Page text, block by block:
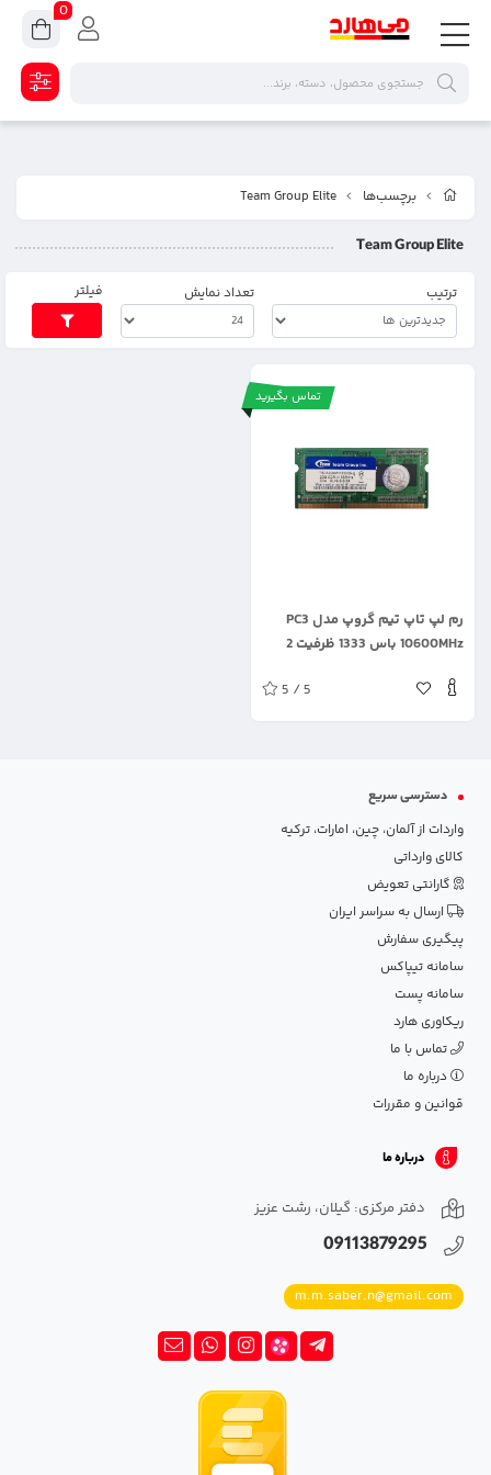
برچسب‌ها Team Group Elite
Team Group Elite
ترتیب تعداد نمایش فیلتر
تماس بگیرید
رم لپ تاپ تیم گروپ مدل PC3
10600MHz باس 1333 ظرفیت 2
5 / 5
دسترسی سریع
واردات از آلمان، چین، امارات، ترکیه
کالای وارداتی
گارانتی تعویض
ارسال به سراسر ایران
پیگیری سفارش
سامانه تیپاکس
سامانه پست
ریکاوری هارد
تماس با ما
درباره ما
قوانین و مقررات
درباره ما
دفتر مرکزی: گیلان، رشت عزیز
09113879295
m.m.saber.n@gmail.com
0